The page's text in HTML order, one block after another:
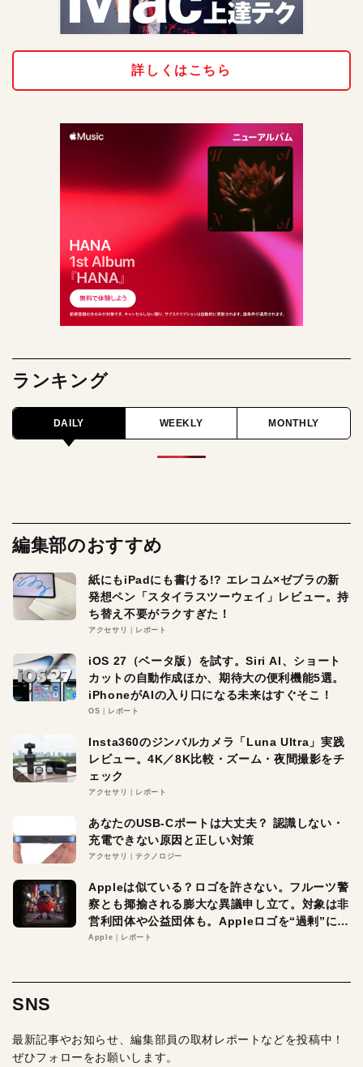
詳しくはこちら
ランキング
DAILY WEEKLY MONTHLY
編集部のおすすめ
紙にもiPadにも書ける!? エレコム×ゼブラの新
発想ペン「スタイラスツーウェイ」レビュー。持
ち替え不要がラクすぎた！
アクセサリ レポート
iOS 27（ベータ版）を試す。Siri AI、ショート
カットの自動作成ほか、期待大の便利機能5選。
iPhoneがAIの入り口になる未来はすぐそこ！
OS レポート
Insta360のジンバルカメラ「Luna Ultra」実践
レビュー。4K／8K比較・ズーム・夜間撮影をチ
ェック
アクセサリ レポート
あなたのUSB-Cポートは大丈夫？ 認識しない・
充電できない原因と正しい対策
アクセサリ テクノロジー
Appleは似ている？ロゴを許さない。フルーツ警
察とも揶揄される膨大な異議申し立て。対象は非
営利団体や公益団体も。Appleロゴを“過剰”に守
る理由とは
Apple レポート
SNS
最新記事やお知らせ、編集部員の取材レポートなどを投稿中！
ぜひフォローをお願いします。